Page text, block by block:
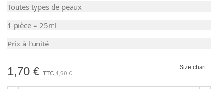
Toutes types de peaux
1 pièce = 25ml
Prix à l'unité
1,70 € TTC 4,99 €
Size chart